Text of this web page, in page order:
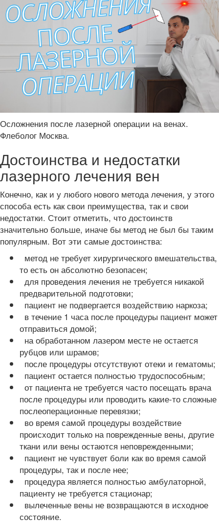
Осложнения после лазерной операции на венах.
Флеболог Москва.
Достоинства и недостатки
лазерного лечения вен
Конечно, как и у любого нового метода лечения, у этого
способа есть как свои преимущества, так и свои
недостатки. Стоит отметить, что достоинств
значительно больше, иначе бы метод не был бы таким
популярным. Вот эти самые достоинства:
метод не требует хирургического вмешательства,
то есть он абсолютно безопасен;
для проведения лечения не требуется никакой
предварительной подготовки;
пациент не подвергается воздействию наркоза;
в течение 1 часа после процедуры пациент может
отправиться домой;
на обработанном лазером месте не остается
рубцов или шрамов;
после процедуры отсутствуют отеки и гематомы;
пациент остается полностью трудоспособным;
от пациента не требуется часто посещать врача
после процедуры или проводить какие-то сложные
послеоперационные перевязки;
во время самой процедуры воздействие
происходит только на поврежденные вены, другие
ткани или вены остаются неповрежденными;
пациент не чувствует боли как во время самой
процедуры, так и после нее;
процедура является полностью амбулаторной,
пациенту не требуется стационар;
вылеченные вены не возвращаются в исходное
состояние.